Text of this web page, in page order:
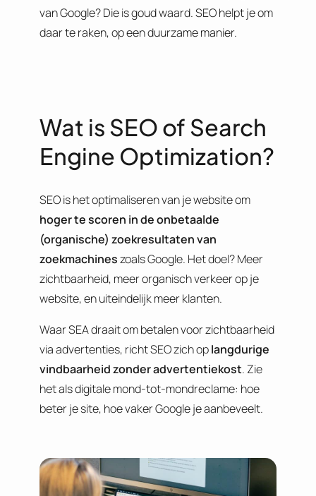
van Google? Die is goud waard. SEO helpt je om
daar te raken, op een duurzame manier.
Wat is SEO of Search
Engine Optimization?
SEO is het optimaliseren van je website om
hoger te scoren in de onbetaalde
(organische) zoekresultaten van
zoekmachineszoals Google. Het doel? Meer
zichtbaarheid, meer organisch verkeer op je
website, en uiteindelijk meer klanten.
Waar SEA draait om betalen voor zichtbaarheid
via advertenties, richt SEO zich oplangdurige
vindbaarheid zonder advertentiekost. Zie
het als digitale mond-tot-mondreclame: hoe
beter je site, hoe vaker Google je aanbeveelt.